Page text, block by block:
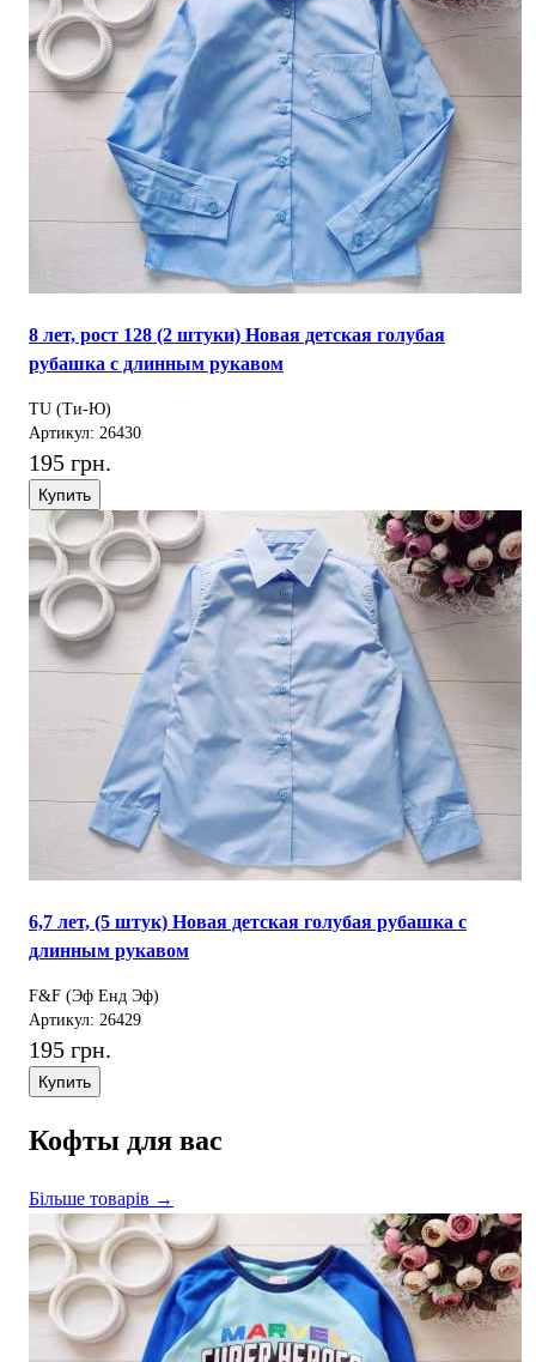
8 лет, рост 128 (2 штуки) Новая детская голубая
рубашка с длинным рукавом
TU (Ти-Ю)
Артикул: 26430
195 грн.
Купить
6,7 лет, (5 штук) Новая детская голубая рубашка с
длинным рукавом
F&F (Эф Енд Эф)
Артикул: 26429
195 грн.
Купить
Кофты для вас
Більше товарів →